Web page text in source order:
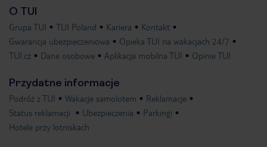
O TUI
Grupa TUI TUI Poland Kariera
Kontakt
Gwarancja ubezpieczeniowa
Opieka TUI na wakacjach 24/7
TUI.cz
Dane osobowe Aplikacja mobilna TUI Opinie TUI
Przydatne informacje
Podróż z TUI Wakacje samolotem
Reklamacje
Status reklamacji
Ubezpieczenia
Parkingi
Hotele przy lotniskach